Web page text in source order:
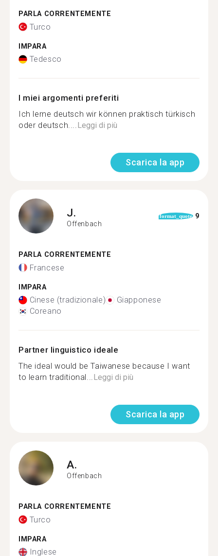
PARLA CORRENTEMENTE
Turco
IMPARA
Tedesco
I miei argomenti preferiti
Ich lerne deutsch wir können praktisch türkisch
oder deutsch....Leggi di più
Scarica la app
J.
Offenbach
format_quote 9
PARLA CORRENTEMENTE
Francese
IMPARA
Cinese (tradizionale)
Giapponese
Coreano
Partner linguistico ideale
The ideal would be Taiwanese because I want
to learn traditional...Leggi di più
Scarica la app
A.
Offenbach
PARLA CORRENTEMENTE
Turco
IMPARA
Inglese